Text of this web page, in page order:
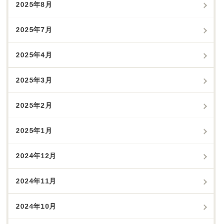
2025年8月
2025年7月
2025年4月
2025年3月
2025年2月
2025年1月
2024年12月
2024年11月
2024年10月